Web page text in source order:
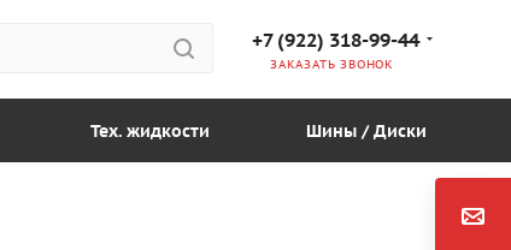
+7 (922) 318-99-44
ЗАКАЗАТЬ ЗВОНОК
Тех. жидкости Шины / Диски